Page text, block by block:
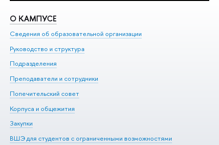
О КАМПУСЕ
Сведения об образовательной организации
Руководство и структура
Подразделения
Преподаватели и сотрудники
Попечительский совет
Корпуса и общежития
Закупки
ВШЭ для студентов с ограниченными возможностями